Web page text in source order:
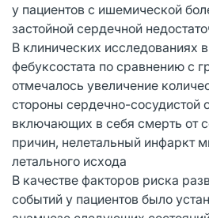
у пациентов с ишемической
застойной сердечной
В клинических исследованиях
фебуксостата по сравнению с
отмечалось увеличение
стороны сердечно-сосудистой
включающих в себя смерть от
причин, нелетальный инфаркт
летального исхода
В качестве факторов риска
событий у пациентов было